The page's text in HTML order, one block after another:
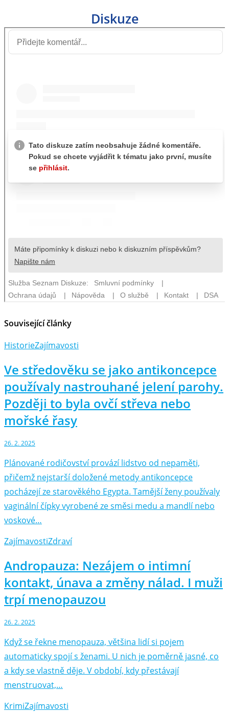
Diskuze
Související články
HistorieZajímavosti
Ve středověku se jako antikoncepce
používaly nastrouhané jelení parohy.
Později to byla ovčí střeva nebo
mořské řasy
26. 2. 2025
Plánované rodičovství provází lidstvo od nepaměti,
přičemž nejstarší doložené metody antikoncepce
pocházejí ze starověkého Egypta. Tamější ženy používaly
vaginální čípky vyrobené ze směsi medu a mandlí nebo
voskové…
ZajímavostiZdraví
Andropauza: Nezájem o intimní
kontakt, únava a změny nálad. I muži
trpí menopauzou
26. 2. 2025
Když se řekne menopauza, většina lidí si pojem
automaticky spojí s ženami. U nich je poměrně jasné, co
a kdy se vlastně děje. V období, kdy přestávají
menstruovat,…
KrimiZajímavosti